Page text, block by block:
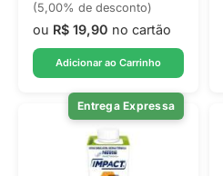
(5,00% de desconto)
ou R$ 19,90 no cartão
Adicionar ao Carrinho
Entrega Expressa